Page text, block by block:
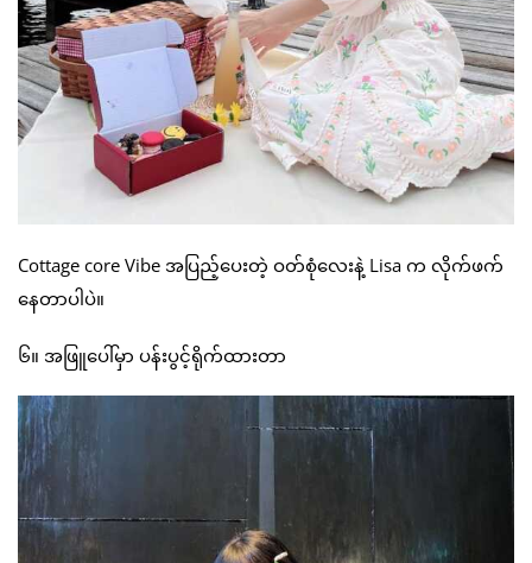
Cottage core Vibe အပြည့်ပေးတဲ့ ဝတ်စုံလေးနဲ့ Lisa က လိုက်ဖက်
နေတာပါပဲ။
၆။ အဖြူပေါ်မှာ ပန်းပွင့်ရိုက်ထားတာ